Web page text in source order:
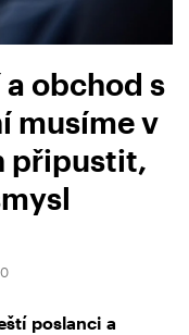
obchod s
musíme v
připustit,
poslanci a